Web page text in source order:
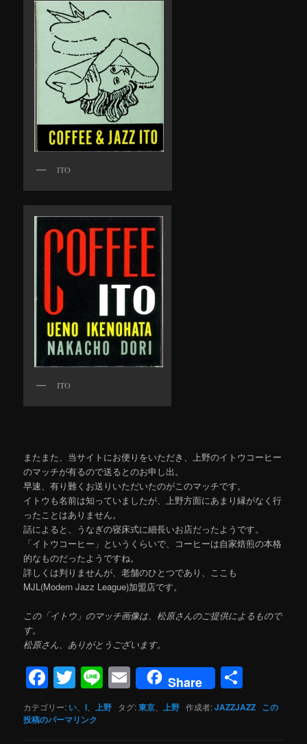
ITO
ITO
またまた、当サイトにお便りをいただき、上野のイトウコーヒー
のマッチが有るので送るとのお申し出。
早速、有り難くお送りいただいたのがこのマッチです。
イトウも名前は知っていましたが、上野方面にあまり縁がなく行
ったことはありません。
話によると、うなぎの寝床式に細長いお店だったようです。
「イトウコーヒー」というくらいで、コーヒーは自家焙煎の本格
的なものだったようですね。
詳しくは判りませんが、老舗のひとつであり、ここも
MJL(Modern Jazz League)加盟店です。
この「イトウ」のマッチ画像は、松原さんのご提供によるもので
す。
松原さん、ありがとうございます。
Facebook
Twitter
LineEmailShare
有
カテゴリー: い 、I 上野 タグ:東京 上野 作成者:JAZZJAZZ この
投稿のパーマリンク